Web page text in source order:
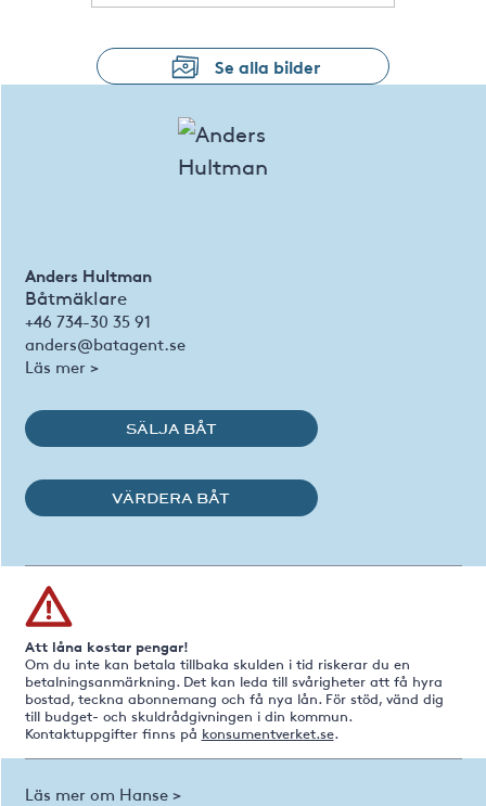
Se alla bilder
Anders Hultman
Båtmäklare
+46 734-30 35 91
anders@batagent.se
Läs mer >
SÄLJA BÅT
VÄRDERA BÅT
Att låna kostar pengar!
Om du inte kan betala tillbaka skulden i tid riskerar du en
betalningsanmärkning. Det kan leda till svårigheter att få hyra
bostad, teckna abonnemang och få nya lån. För stöd, vänd dig
till budget- och skuldrådgivningen i din kommun.
Kontaktuppgifter finns på konsumentverket.se.
Läs mer om Hanse >